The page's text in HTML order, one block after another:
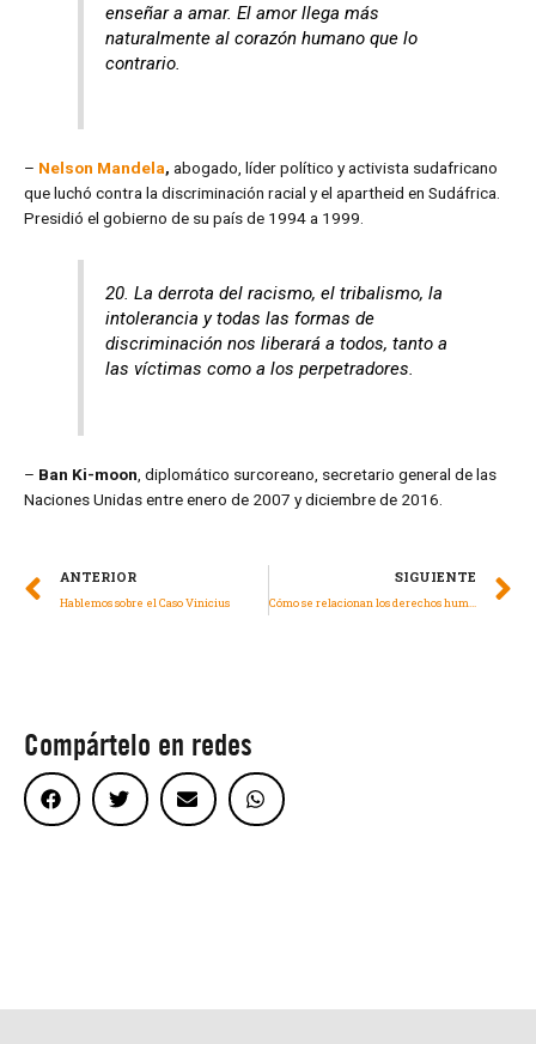
enseñar a amar. El amor llega más
naturalmente al corazón humano que lo
contrario.
– Nelson Mandela, abogado, líder político y activista sudafricano
que luchó contra la discriminación racial y el apartheid en Sudáfrica.
Presidió el gobierno de su país de 1994 a 1999.
20. La derrota del racismo, el tribalismo, la
intolerancia y todas las formas de
discriminación nos liberará a todos, tanto a
las víctimas como a los perpetradores.
– Ban Ki-moon, diplomático surcoreano, secretario general de las
Naciones Unidas entre enero de 2007 y diciembre de 2016.
ANTERIOR
Hablemos sobre el Caso Vinicius
SIGUIENTE
Cómo se relacionan los derechos humanos con el cambio climático
Compártelo en redes